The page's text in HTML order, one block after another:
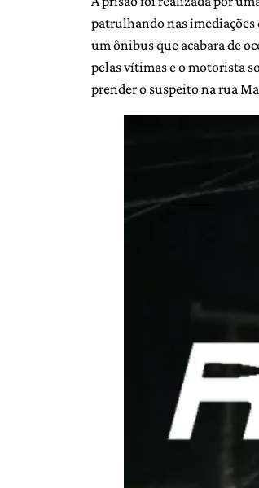
patrulhando nas
um ônibus que acabara de
pelas vítimas e o motorista
prender o suspeito na rua